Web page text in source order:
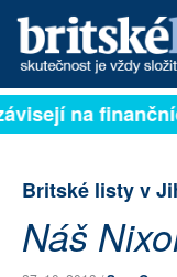
PŘIHLÁSIT
na
Britské listy v
Náš